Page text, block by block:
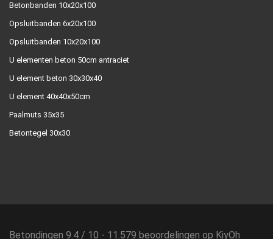
Betonbanden 10x20x100
Opsluitbanden 6x20x100
Opsluitbanden 10x20x100
U elementen beton 50cm antraciet
U element beton 30x30x40
U element 40x40x50cm
Paalmuts 35x35
Betontegel 30x30
Betondingen 9.4 / 10 - 11.579 beoordelingen op KiyOh